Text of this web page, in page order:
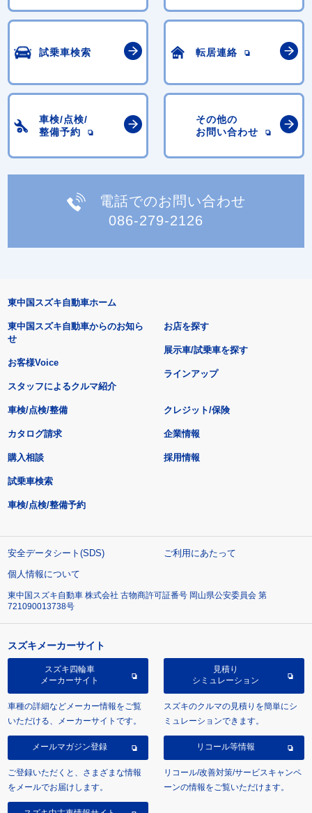
試乗車検索 転居連絡
車検/点検/
整備予約
その他の
お問い合わせ
電話でのお問い合わせ
086-279-2126
東中国スズキ自動車ホーム
東中国スズキ自動車からのお知ら
せ
お客様Voice
スタッフによるクルマ紹介
お店を探す
展示車/試乗車を探す
ラインアップ
車検/点検/整備 クレジット/保険
カタログ請求
購入相談
試乗車検索
車検/点検/整備予約
企業情報
採用情報
安全データシート(SDS)
ご利用にあたって
個人情報について
東中国スズキ自動車 株式会社 古物商許可証番号 岡山県公安委員会 第
721090013738号
スズキメーカーサイト
スズキ四輪車
メーカーサイト
車種の詳細などメーカー情報をご覧
いただける、メーカーサイトです。
見積り
シミュレーション
スズキのクルマの見積りを簡単にシ
ミュレーションできます。
メールマガジン登録
ご登録いただくと、さまざまな情報
をメールでお届けします。
リコール等情報
リコール/改善対策/サービスキャンペ
ーンの情報をご覧いただけます。